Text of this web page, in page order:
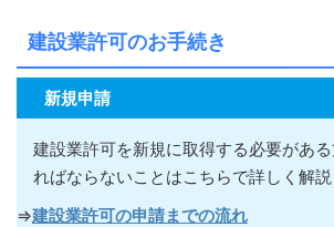
建設業許可のお手続き
新規申請
建設業許可を新規に取得する必要があ
ればならないこ とはこちらで詳しく解説
⇒建設業許可の申請までの流れ